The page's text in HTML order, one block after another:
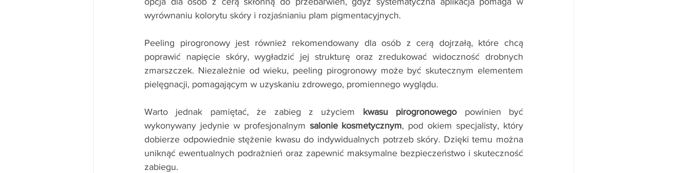
wyrównaniu kolorytu skóry i rozjaśnianiu plam pigmentacyjnych.
Peeling pirogronowy jest również rekomendowany dla osób z cerą dojrzałą, które chcą
poprawić napięcie skóry, wygładzić jej strukturę oraz zredukować widoczność drobnych
zmarszczek. Niezależnie od wieku, peeling pirogronowy może być skutecznym elementem
pielęgnacji, pomagającym w uzyskaniu zdrowego, promiennego wyglądu.
Warto jednak pamiętać, że zabieg z użyciem kwasu pirogronowego powinien być
wykonywany jedynie w profesjonalnym salonie kosmetycznym, pod okiem specjalisty, który
dobierze odpowiednie stężenie kwasu do indywidualnych potrzeb skóry. Dzięki temu można
uniknąć ewentualnych podrażnień oraz zapewnić maksymalne bezpieczeństwo i skuteczność
zabiegu.